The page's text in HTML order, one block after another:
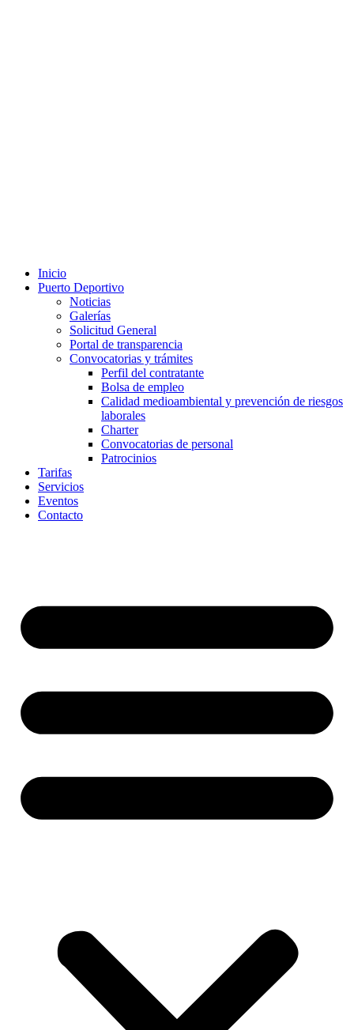
Inicio
Puerto Deportivo
Noticias
Galerías
Solicitud General
Portal de transparencia
Convocatorias y trámites
Perfil del contratante
Bolsa de empleo
Calidad medioambiental y prevención de riesgos
laborales
Charter
Convocatorias de personal
Patrocinios
Tarifas
Servicios
Eventos
Contacto